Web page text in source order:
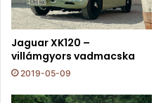
Jaguar XK120 –
villámgyors vadmacska
2019-05-09